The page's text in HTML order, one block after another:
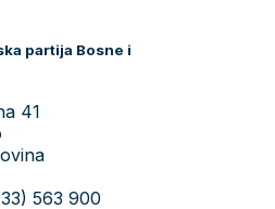
partija Bosne i
41
563 900